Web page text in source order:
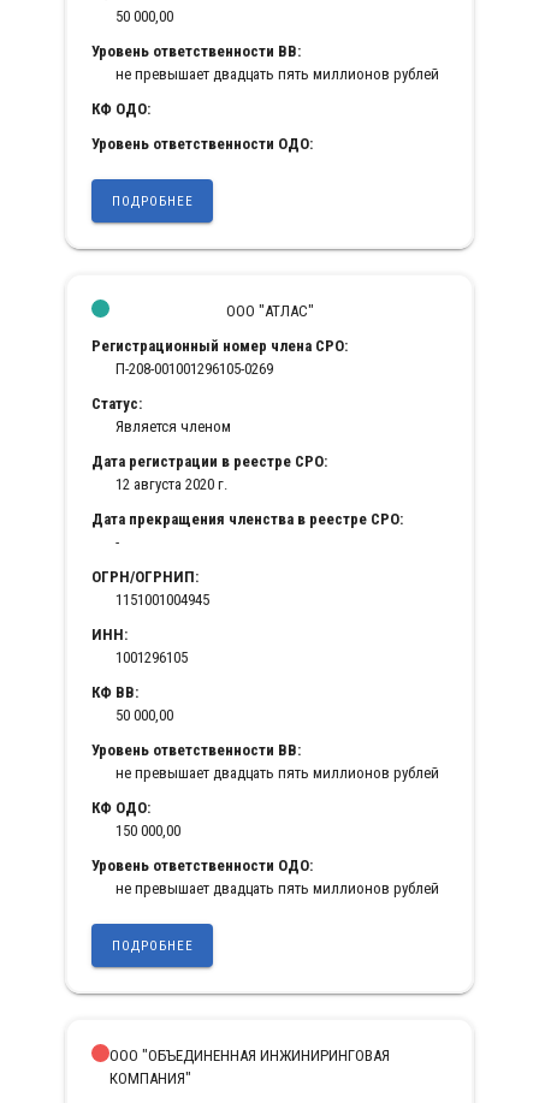
50 000,00
Уровень ответственности ВВ:
не превышает двадцать пять миллионов рублей
КФ ОДО:
Уровень ответственности ОДО:
ПОДРОБНЕЕ
ООО "АТЛАС"
Регистрационный номер члена СРО:
П-208-001001296105-0269
Статус:
Является членом
Дата регистрации в реестре СРО:
12 августа 2020 г.
Дата прекращения членства в реестре СРО:
-
ОГРН/ОГРНИП:
1151001004945
ИНН:
1001296105
КФ ВВ:
50 000,00
Уровень ответственности ВВ:
не превышает двадцать пять миллионов рублей
КФ ОДО:
150 000,00
Уровень ответственности ОДО:
не превышает двадцать пять миллионов рублей
ПОДРОБНЕЕ
ООО "ОБЪЕДИНЕННАЯ ИНЖИНИРИНГОВАЯ
КОМПАНИЯ"